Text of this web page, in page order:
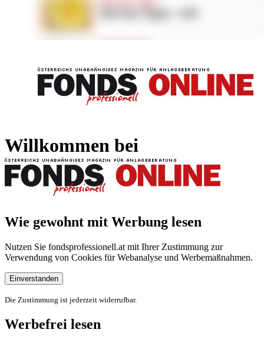
Willkommen bei
Wie gewohnt mit Werbung lesen
Nutzen Sie fondsprofessionell.at mit Ihrer Zustimmung zur
Verwendung von Cookies für Webanalyse und Werbemaßnahmen.
Einverstanden
Die Zustimmung ist jederzeit widerrufbar.
Werbefrei lesen